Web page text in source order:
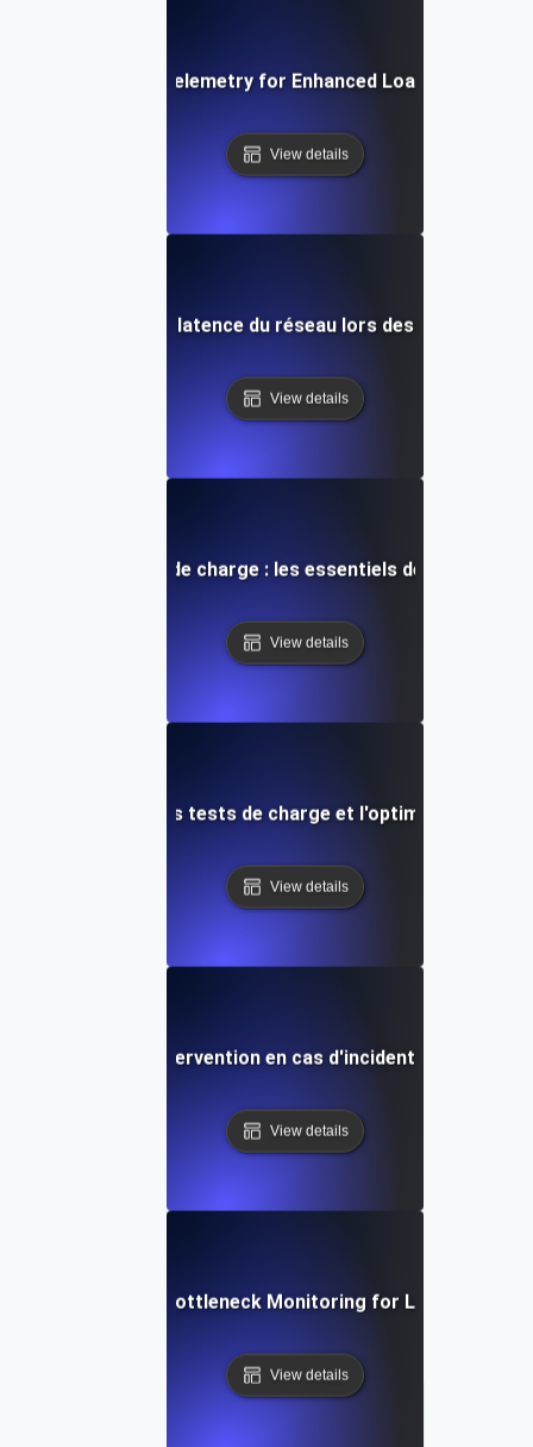
Integrating Opentelemetry for Enhanced Load Testing
View details
Diagnostic de la latence du réseau lors des tests de
View details
pour les tests de charge : les essentiels de la gestion
View details
proactives pour les tests de charge et l'optimisation des
View details
rapides d'intervention en cas d'incident lors de
View details
Real-Time Bottleneck Monitoring for Load Testing
View details